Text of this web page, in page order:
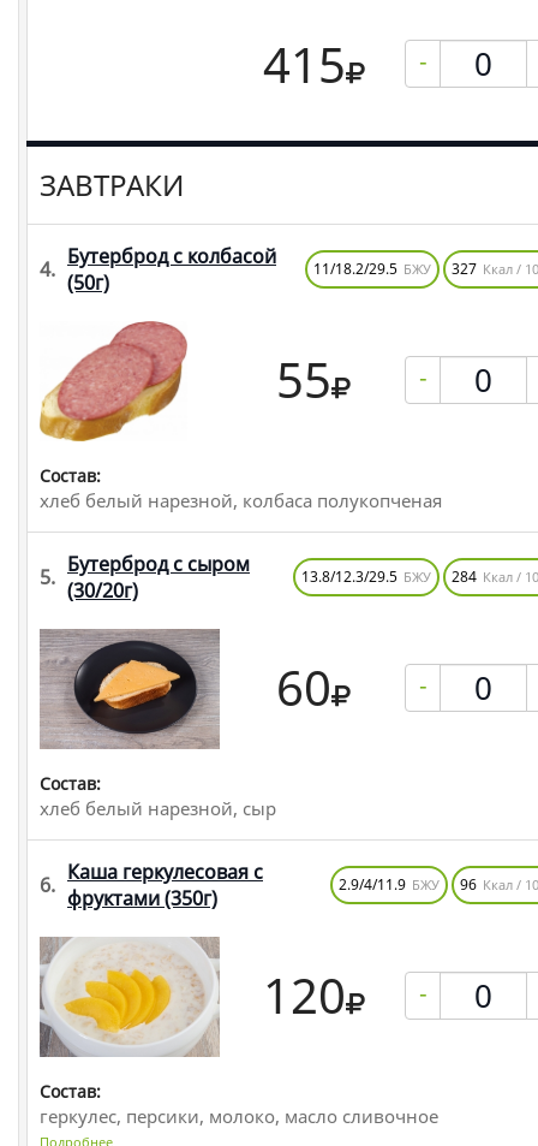
415 -
ЗАВТРАКИ
4. Бутерброд с колбасой
(50г)
11/18.2/29.5 БЖУ 327 Ккал /
55 -
Состав:
хлеб белый нарезной, колбаса полукопченая
5. Бутерброд с сыром
(30/20г)
13.8/12.3/29.5 БЖУ 284 Ккал /
60 -
Состав:
хлеб белый нарезной, сыр
6. Каша геркулесовая с
фруктами(350г)
2.9/4/11.9 БЖУ 96 Ккал /
120 -
Состав:
геркулес, персики, молоко, масло сливочное
Подробнее